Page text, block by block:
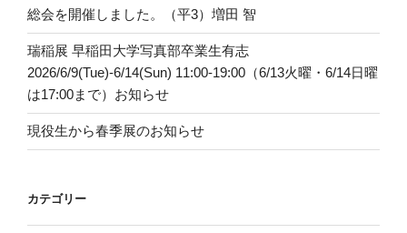
総会を開催しました。（平3）増田 智
瑞稲展 早稲田大学写真部卒業生有志
2026/6/9(Tue)-6/14(Sun) 11:00-19:00（6/13火曜・6/14日曜
は17:00まで）お知らせ
現役生から春季展のお知らせ
カテゴリー